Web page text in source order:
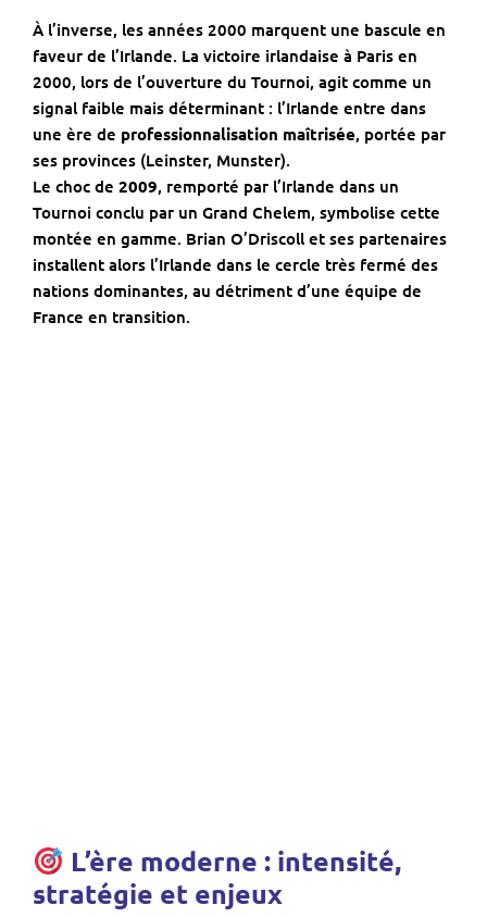
À l’inverse, les années 2000 marquent une bascule en
faveur de l’Irlande. La victoire irlandaise à Paris en
2000, lors de l’ouverture du Tournoi, agit comme un
signal faible mais déterminant : l’Irlande entre dans
une ère de professionnalisation maîtrisée, portée par
ses provinces (Leinster, Munster).
Le choc de 2009, remporté par l’Irlande dans un
Tournoi conclu par un Grand Chelem, symbolise cette
montée en gamme. Brian O’Driscoll et ses partenaires
installent alors l’Irlande dans le cercle très fermé des
nations dominantes, au détriment d’une équipe de
France en transition.
L’ère moderne : intensité,
stratégie et enjeux